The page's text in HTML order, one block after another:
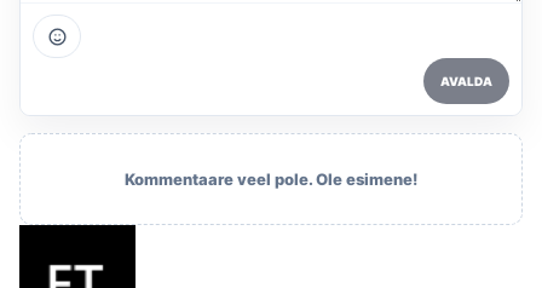
AVALDA
Kommentaare veel pole. Ole esimene!